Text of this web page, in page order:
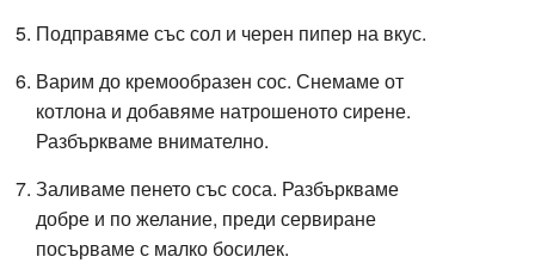
Подправяме със сол и черен пипер на вкус.
Варим до кремообразен сос. Снемаме от
котлона и добавяме натрошеното сирене.
Разбъркваме внимателно.
Заливаме пенето със соса. Разбъркваме
добре и по желание, преди сервиране
посърваме с малко босилек.